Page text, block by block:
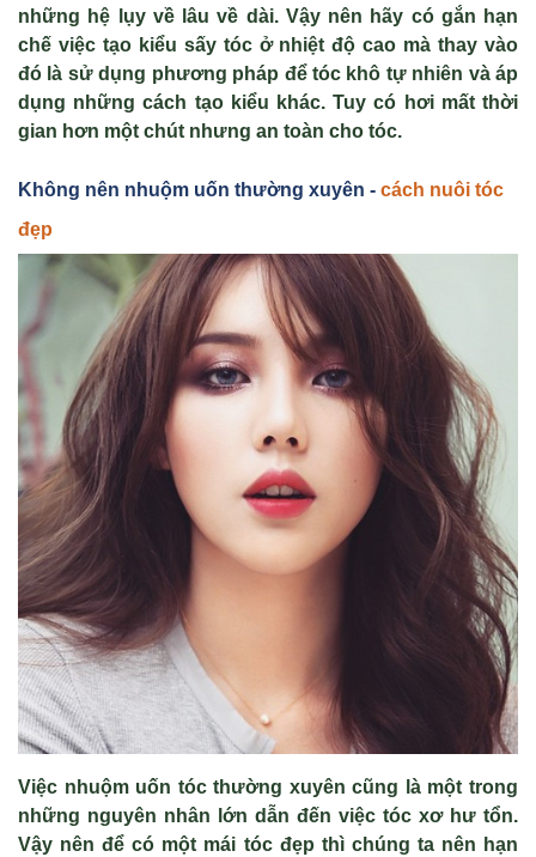
những hệ lụy về lâu về dài. Vậy nên hãy có gắn hạn
chế việc tạo kiểu sấy tóc ở nhiệt độ cao mà thay vào
đó là sử dụng phương pháp để tóc khô tự nhiên và áp
dụng những cách tạo kiểu khác. Tuy có hơi mất thời
gian hơn một chút nhưng an toàn cho tóc.
Không nên nhuộm uốn thường xuyên - cách nuôi tóc
đẹp
Việc nhuộm uốn tóc thường xuyên cũng là một trong
những nguyên nhân lớn dẫn đến việc tóc xơ hư tổn.
Vậy nên để có một mái tóc đẹp thì chúng ta nên hạn